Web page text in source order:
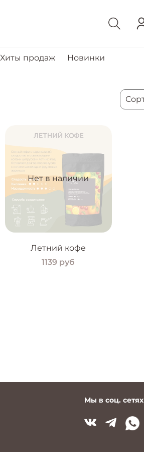
Хиты продаж
Новинки
Нет в наличии
Летний кофе
1139 руб
Мы в соц. сетях